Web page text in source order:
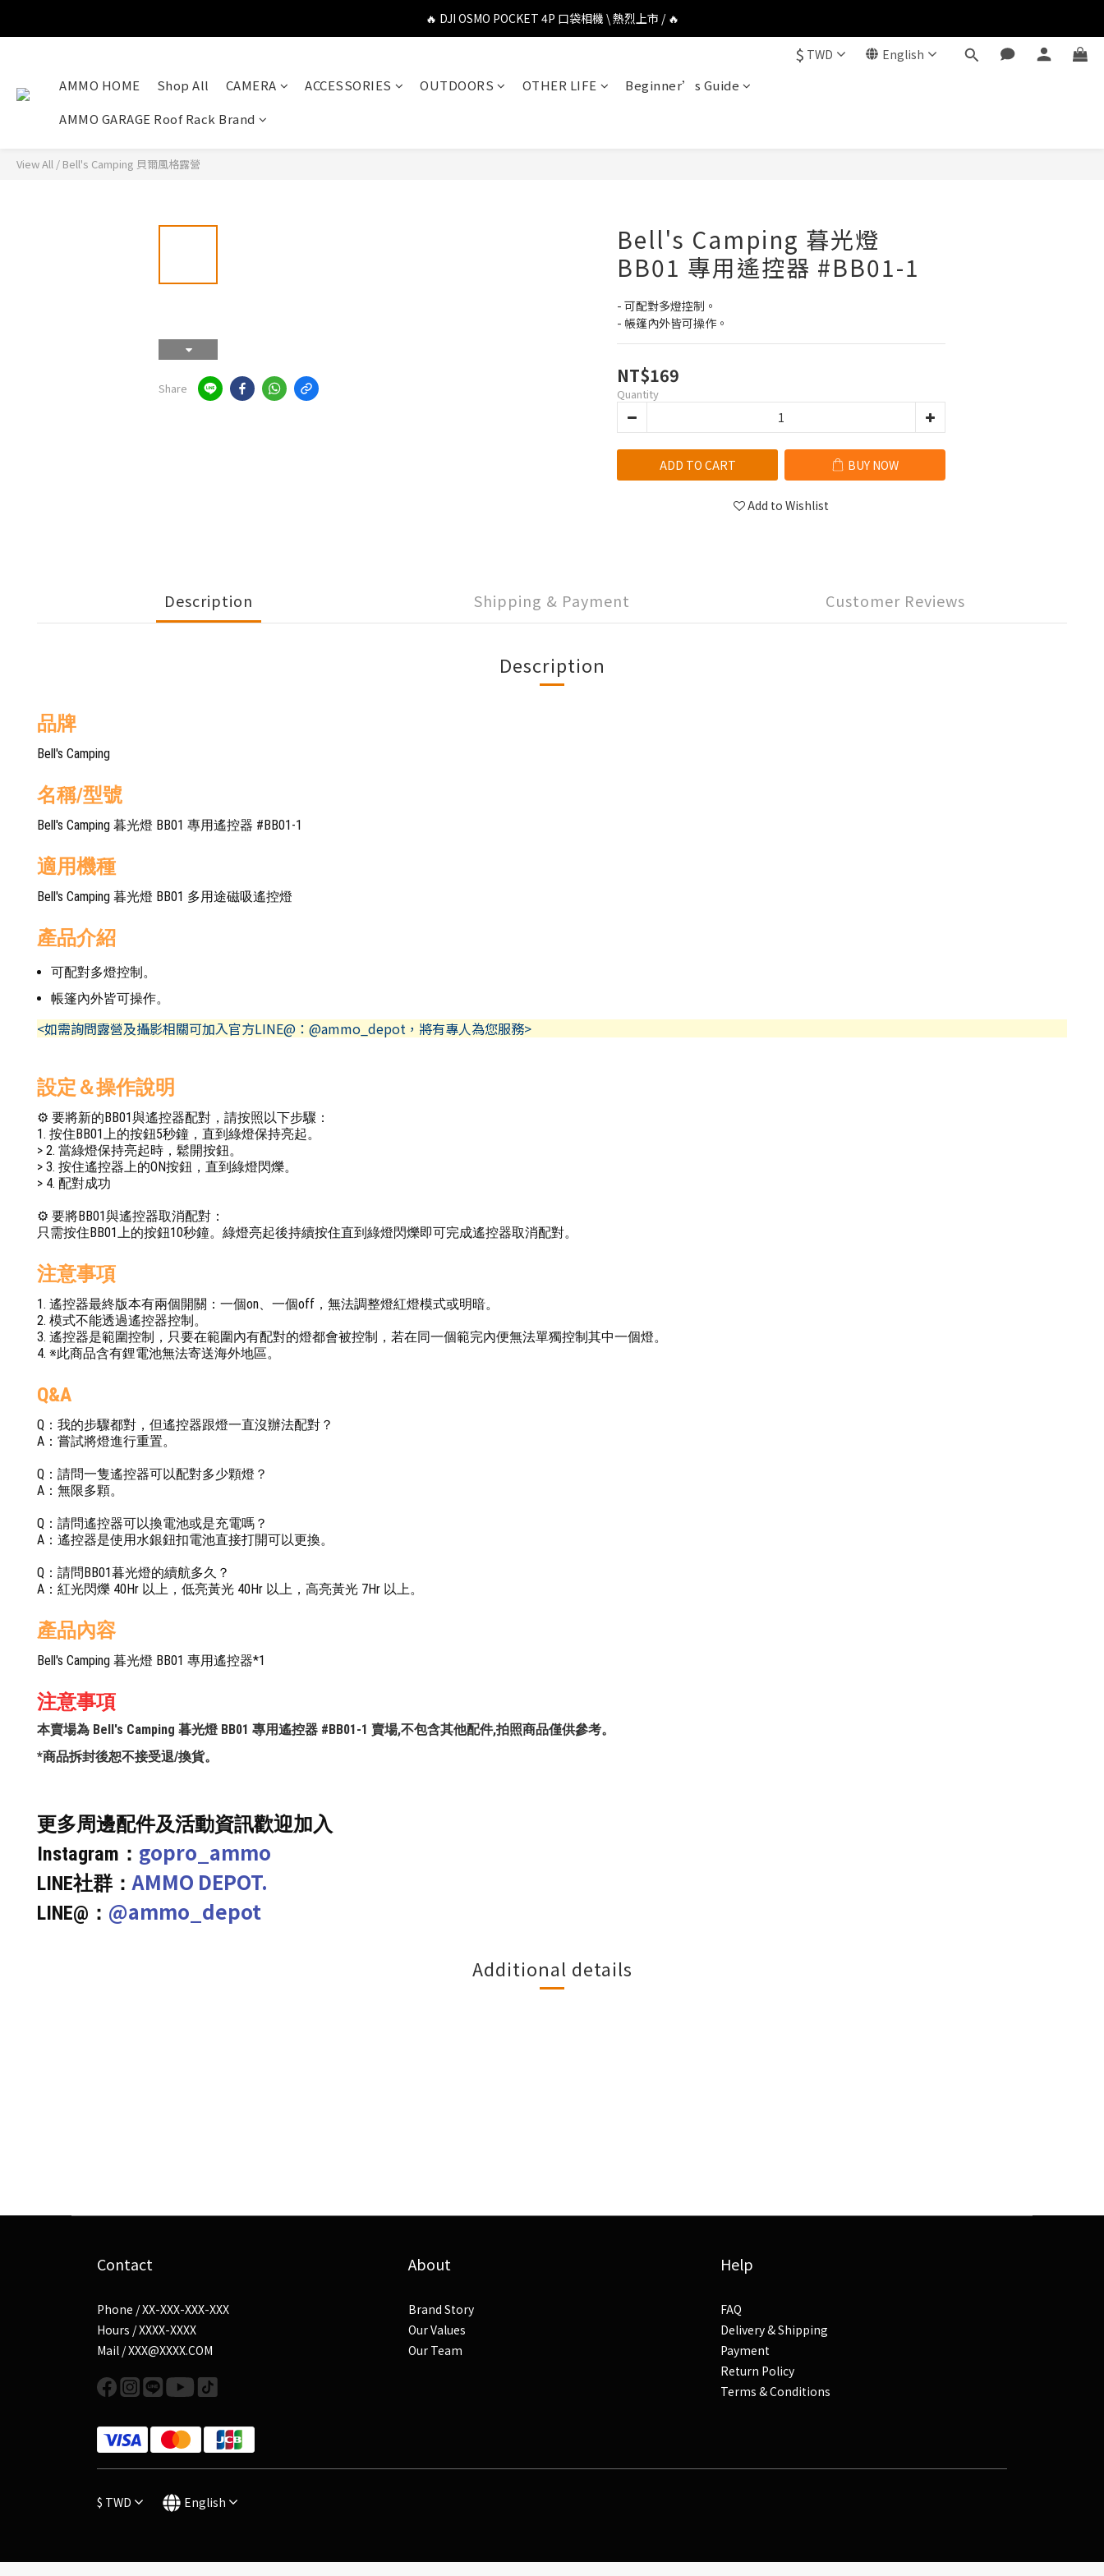
🔥 DJI OSMO POCKET 4P 口袋相機 \ 熱烈上市 / 🔥
🔥 DJI OSMO POCKET 4P 口袋相機 \ 熱烈上市 / 🔥
🔥 Insta360 GO Ultra Hello Kitty 聯名限定套裝 \ 時尚上市 / 🔥
$ TWD English
AMMO HOME Shop All CAMERA ACCESSORIES OUTDOORS OTHER LIFE
Beginner’s Guide
AMMO GARAGE Roof Rack Brand
View All / Bell's Camping 貝爾風格露營
Share
Bell's Camping 暮光燈
BB01 專用遙控器 #BB01-1
- 可配對多燈控制。
- 帳篷內外皆可操作。
NT$169
Quantity
ADD TO CART BUY NOW
Add to Wishlist
Description Shipping & Payment Customer Reviews
Description
品牌
Bell's Camping
名稱/型號
Bell's Camping 暮光燈 BB01 專用遙控器 #BB01-1
適用機種
Bell's Camping 暮光燈 BB01 多用途磁吸遙控燈
產品介紹
可配對多燈控制。
帳篷內外皆可操作。
<如需詢問露營及攝影相關可加入官方LINE@：@ammo_depot，將有專人為您服務>
設定＆操作說明
⚙️ 要將新的BB01與遙控器配對，請按照以下步驟：
1. 按住BB01上的按鈕5秒鐘，直到綠燈保持亮起。
> 2. 當綠燈保持亮起時，鬆開按鈕。
> 3. 按住遙控器上的ON按鈕，直到綠燈閃爍。
> 4. 配對成功
⚙️ 要將BB01與遙控器取消配對：
只需按住BB01上的按鈕10秒鐘。綠燈亮起後持續按住直到綠燈閃爍即可完成遙控器取消配對。
注意事項
1. 遙控器最終版本有兩個開關：一個on、一個off，無法調整燈紅燈模式或明暗。
2. 模式不能透過遙控器控制。
3. 遙控器是範圍控制，只要在範圍內有配對的燈都會被控制，若在同一個範完內便無法單獨控制其中一個燈。
4. ※此商品含有鋰電池無法寄送海外地區。
Q&A
Q：我的步驟都對，但遙控器跟燈一直沒辦法配對？
A：嘗試將燈進行重置。
Q：請問一隻遙控器可以配對多少顆燈？
A：無限多顆。
Q：請問遙控器可以換電池或是充電嗎？
A：遙控器是使用水銀鈕扣電池直接打開可以更換。
Q：請問BB01暮光燈的續航多久？
A：紅光閃爍 40Hr 以上，低亮黃光 40Hr 以上，高亮黃光 7Hr 以上。
產品內容
Bell's Camping 暮光燈 BB01 專用遙控器*1
注意事項
本賣場為 Bell's Camping 暮光燈 BB01 專用遙控器 #BB01-1 賣場,不包含其他配件,拍照商品僅供參考。
*商品拆封後恕不接受退/換貨。
更多周邊配件及活動資訊歡迎加入
Instagram： gopro_ammo
LINE社群：AMMO DEPOT.
LINE@： @ammo_depot
Additional details
Contact
Phone / XX-XXX-XXX-XXX
Hours / XXXX-XXXX
Mail / XXX@XXXX.COM
About
Brand Story
Our Values
Our Team
Help
FAQ
Delivery & Shipping
Payment
Return Policy
Terms & Conditions
$ TWD English